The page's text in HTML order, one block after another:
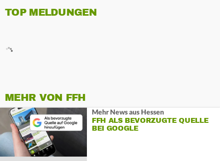
TOP MELDUNGEN
MEHR VON FFH
Mehr News aus Hessen
FFH ALS BEVORZUGTE QUELLE
BEI GOOGLE